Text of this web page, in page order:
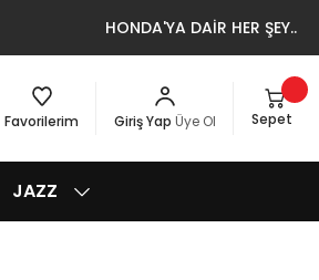
HONDA'YA DAİR HER ŞEY..
Favorilerim Giriş Yap Üye Ol Sepet
JAZZ